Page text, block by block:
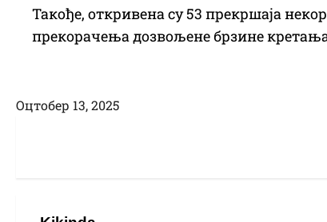
Такође, откривена су 53 прекршаја
прекорачења дозвољене брзине
Оцтобер 13, 2025